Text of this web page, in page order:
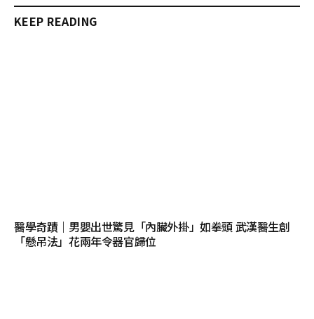
KEEP READING
醫學奇蹟｜男嬰出世驚見「內臟外掛」如拳頭 武漢醫生創
「懸吊法」花兩年令器官歸位